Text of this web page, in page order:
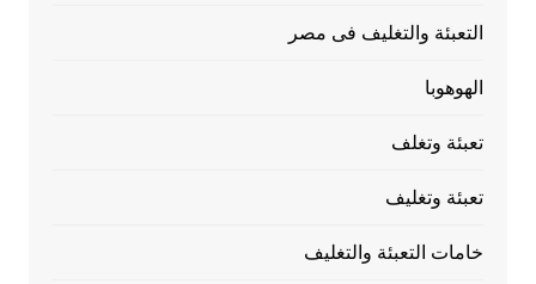
التعبئة والتغليف فى مصر
الهوهوبا
تعبئة وتغلف
تعبئة وتغليف
خامات التعبئة والتغليف